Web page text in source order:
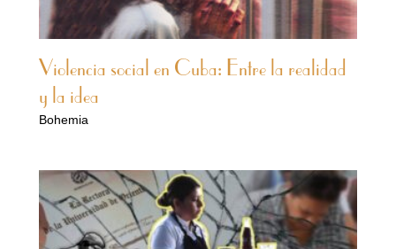
Violencia social en Cuba: Entre la realidad
y la idea
Bohemia